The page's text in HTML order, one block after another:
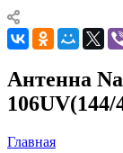
Антенна
Главная